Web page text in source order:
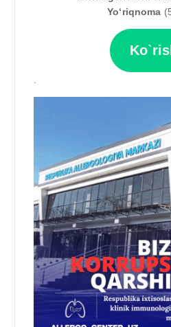
Yo‘riqnoma